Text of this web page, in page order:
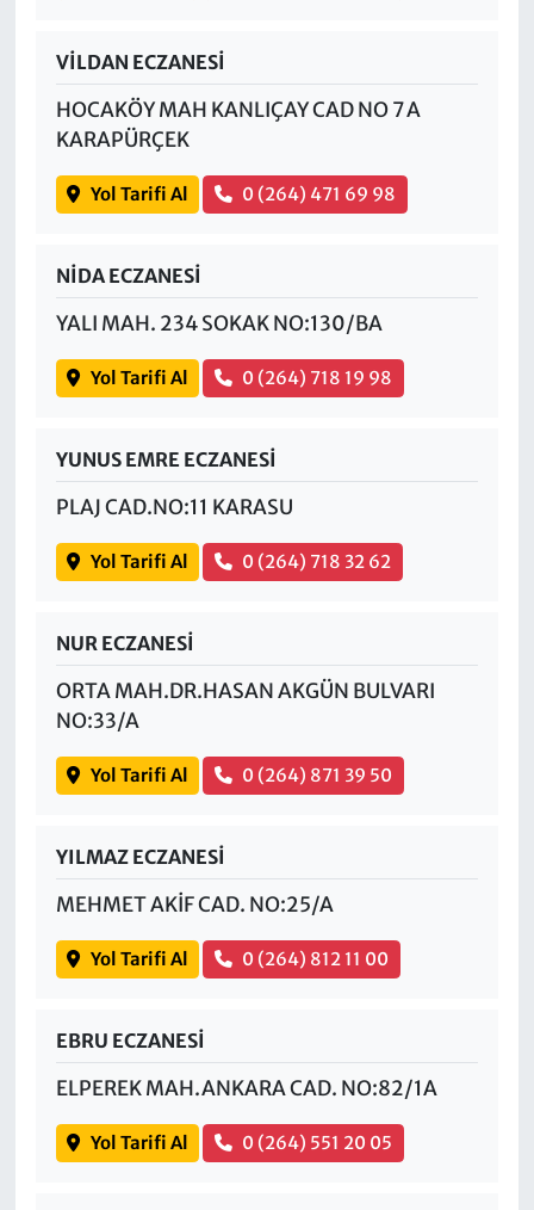
VİLDAN ECZANESİ
HOCAKÖY MAH KANLIÇAY CAD NO 7 A
KARAPÜRÇEK
Yol Tarifi Al 0 (264) 471 69 98
NİDA ECZANESİ
YALI MAH. 234 SOKAK NO:130/BA
Yol Tarifi Al 0 (264) 718 19 98
YUNUS EMRE ECZANESİ
PLAJ CAD.NO:11 KARASU
Yol Tarifi Al 0 (264) 718 32 62
NUR ECZANESİ
ORTA MAH.DR.HASAN AKGÜN BULVARI
NO:33/A
Yol Tarifi Al 0 (264) 871 39 50
YILMAZ ECZANESİ
MEHMET AKİF CAD. NO:25/A
Yol Tarifi Al 0 (264) 812 11 00
EBRU ECZANESİ
ELPEREK MAH.ANKARA CAD. NO:82/1A
Yol Tarifi Al 0 (264) 551 20 05